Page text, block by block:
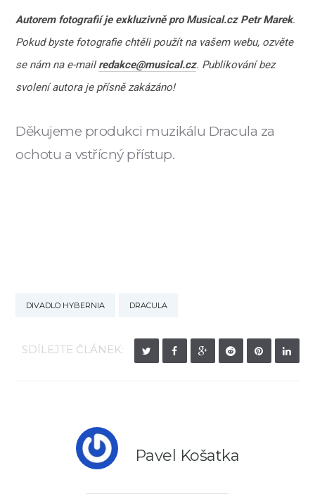
Autorem fotografií je exkluzivně pro Musical.cz Petr Marek.
Pokud byste fotografie chtěli použít na vašem webu, ozvěte
se nám na e-mail redakce@musical.cz. Publikování bez
svolení autora je přísně zakázáno!
Děkujeme produkci muzikálu Dracula za
ochotu a vstřícný přístup.
DIVADLO HYBERNIA DRACULA
SDÍLEJTE ČLÁNEK:
Pavel Košatka